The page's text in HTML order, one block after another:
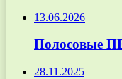
13.06.2026
Полосовые
28.11.2025